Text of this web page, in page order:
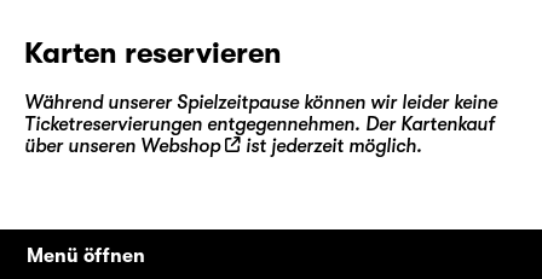
Karten reservieren
Während unserer Spielzeitpause können wir leider keine
Ticketreservierungen entgegennehmen. Der Kartenkauf
über unseren Webshop ist jederzeit möglich.
Menü öffnen